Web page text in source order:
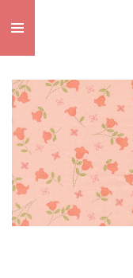
direct
naar
de
hoofdinhoud